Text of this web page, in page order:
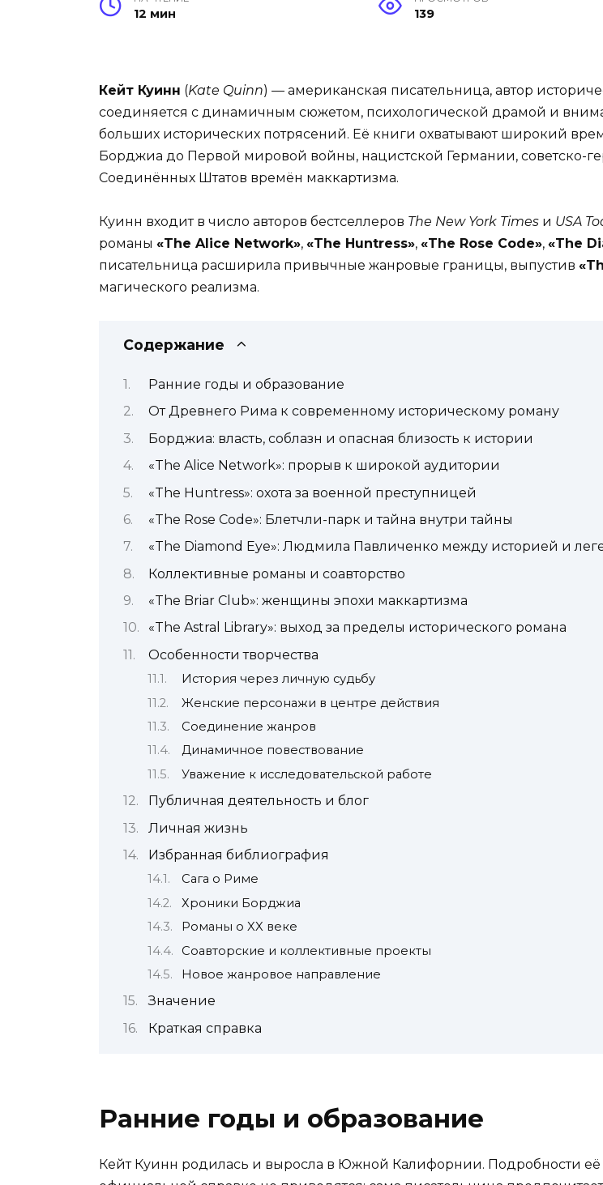
12 мин 139
Кейт Куинн (Kate Quinn) — американская писательница, автор
соединяется с динамичным сюжетом, психологической драмой и
больших исторических потрясений. Её книги охватывают широкий
Борджиа до Первой мировой войны, нацистской Германии, советско-
Соединённых Штатов времён маккартизма.
Куинн входит в число авторов бестселлеров The New York Times и USA
романы «The Alice Network», «The Huntress», «The Rose Code», «The
писательница расширила привычные жанровые границы, выпустив
магического реализма.
Содержание
Ранние годы и образование
От Древнего Рима к современному историческому роману
Борджиа: власть, соблазн и опасная близость к истории
«The Alice Network»: прорыв к широкой аудитории
«The Huntress»: охота за военной преступницей
«The Rose Code»: Блетчли-парк и тайна внутри тайны
«The Diamond Eye»: Людмила Павличенко между историей и
Коллективные романы и соавторство
«The Briar Club»: женщины эпохи маккартизма
«The Astral Library»: выход за пределы исторического романа
Особенности творчества
История через личную судьбу
Женские персонажи в центре действия
Соединение жанров
Динамичное повествование
Уважение к исследовательской работе
Публичная деятельность и блог
Личная жизнь
Избранная библиография
Сага о Риме
Хроники Борджиа
Романы о XX веке
Соавторские и коллективные проекты
Новое жанровое направление
Значение
Краткая справка
Ранние годы и образование
Кейт Куинн родилась и выросла в Южной Калифорнии. Подробности